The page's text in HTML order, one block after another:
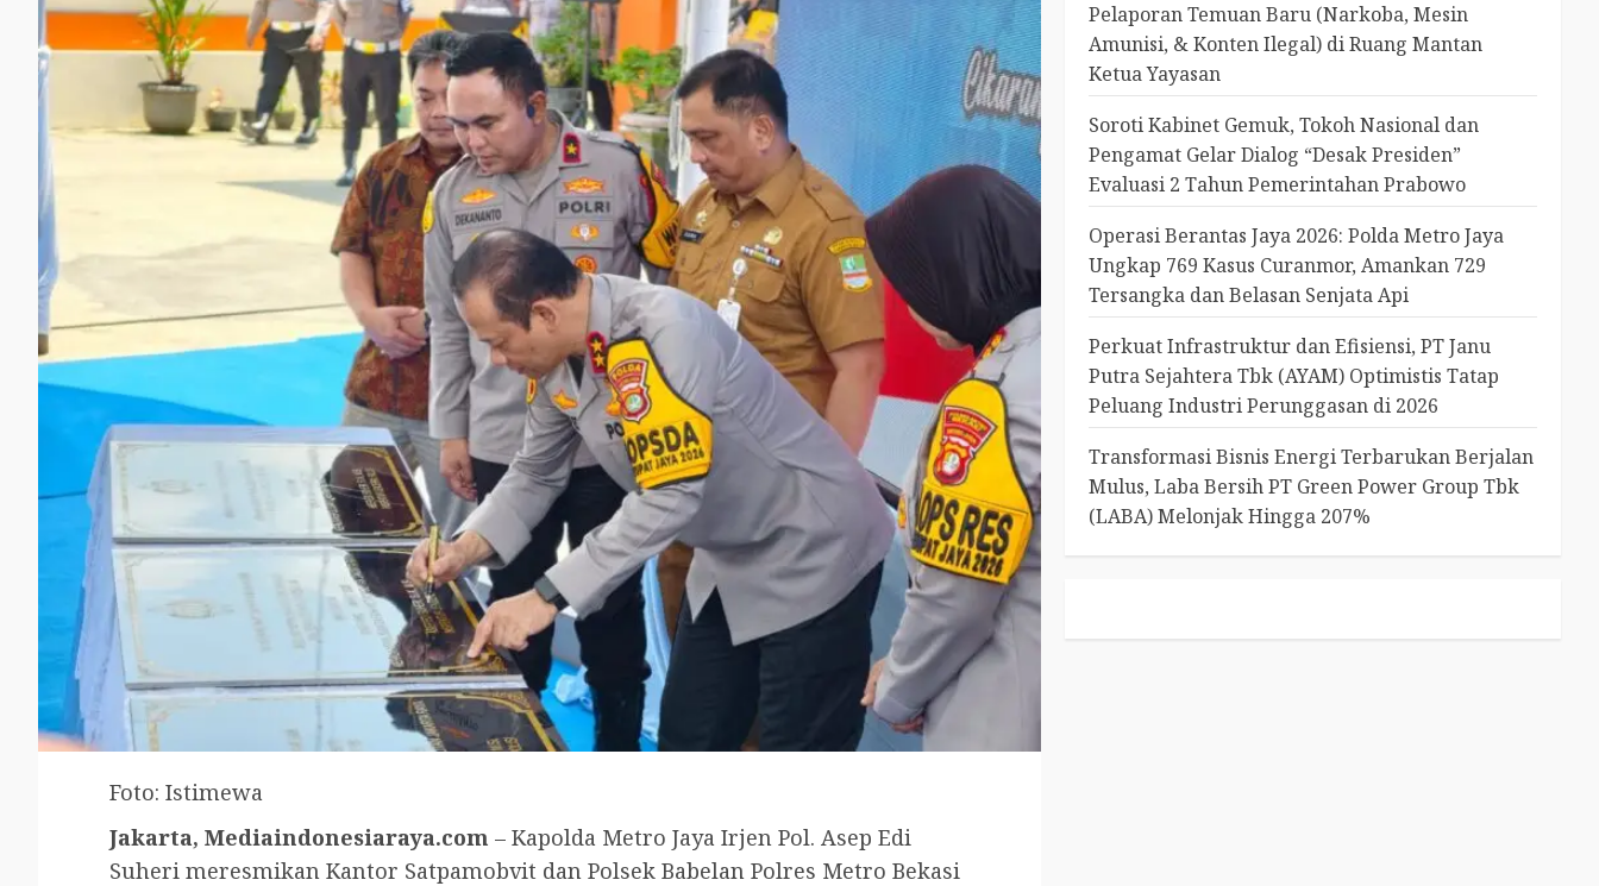
Foto: Istimewa
Jakarta, Mediaindonesiaraya.com – Kapolda Metro Jaya Irjen Pol. Asep Edi
Suheri meresmikan Kantor Satpamobvit dan Polsek Babelan Polres Metro Bekasi
Pelaporan Temuan Baru (Narkoba, Mesin
Amunisi, & Konten Ilegal) di Ruang Mantan
Ketua Yayasan
Soroti Kabinet Gemuk, Tokoh Nasional dan
Pengamat Gelar Dialog “Desak Presiden”
Evaluasi 2 Tahun Pemerintahan Prabowo
Operasi Berantas Jaya 2026: Polda Metro Jaya
Ungkap 769 Kasus Curanmor, Amankan 729
Tersangka dan Belasan Senjata Api
Perkuat Infrastruktur dan Efisiensi, PT Janu
Putra Sejahtera Tbk (AYAM) Optimistis Tatap
Peluang Industri Perunggasan di 2026
Transformasi Bisnis Energi Terbarukan Berjalan
Mulus, Laba Bersih PT Green Power Group Tbk
(LABA) Melonjak Hingga 207%